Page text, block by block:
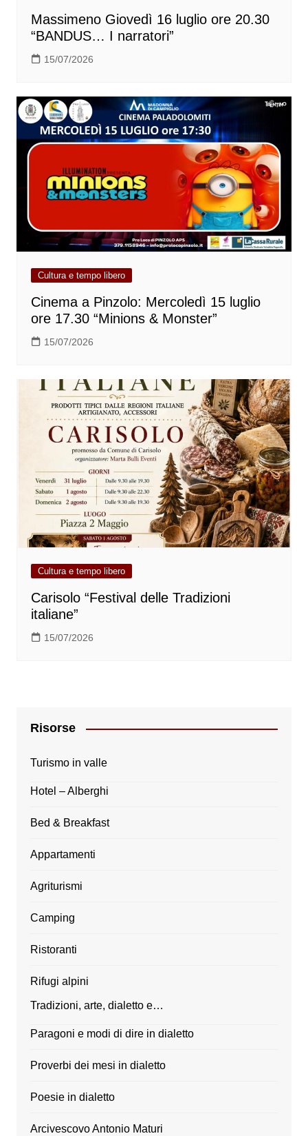
Massimeno Giovedì 16 luglio ore 20.30
“BANDUS… I narratori”
15/07/2026
Cultura e tempo libero
Cinema a Pinzolo: Mercoledì 15 luglio
ore 17.30 “Minions & Monster”
15/07/2026
Cultura e tempo libero
Carisolo “Festival delle Tradizioni
italiane”
15/07/2026
Risorse
Turismo in valle
Hotel – Alberghi
Bed & Breakfast
Appartamenti
Agriturismi
Camping
Ristoranti
Rifugi alpini
Tradizioni, arte, dialetto e…
Paragoni e modi di dire in dialetto
Proverbi dei mesi in dialetto
Poesie in dialetto
Arcivescovo Antonio Maturi